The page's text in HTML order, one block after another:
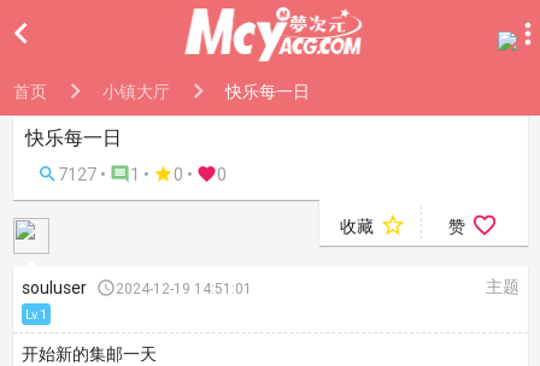

首页 小镇大厅 快乐每一日
快乐每一日
 7127 •  1 • 0 • 0
收藏  赞 
souluser 2024-12-19 14:51:01 主题
Lv.1
开始新的集邮一天